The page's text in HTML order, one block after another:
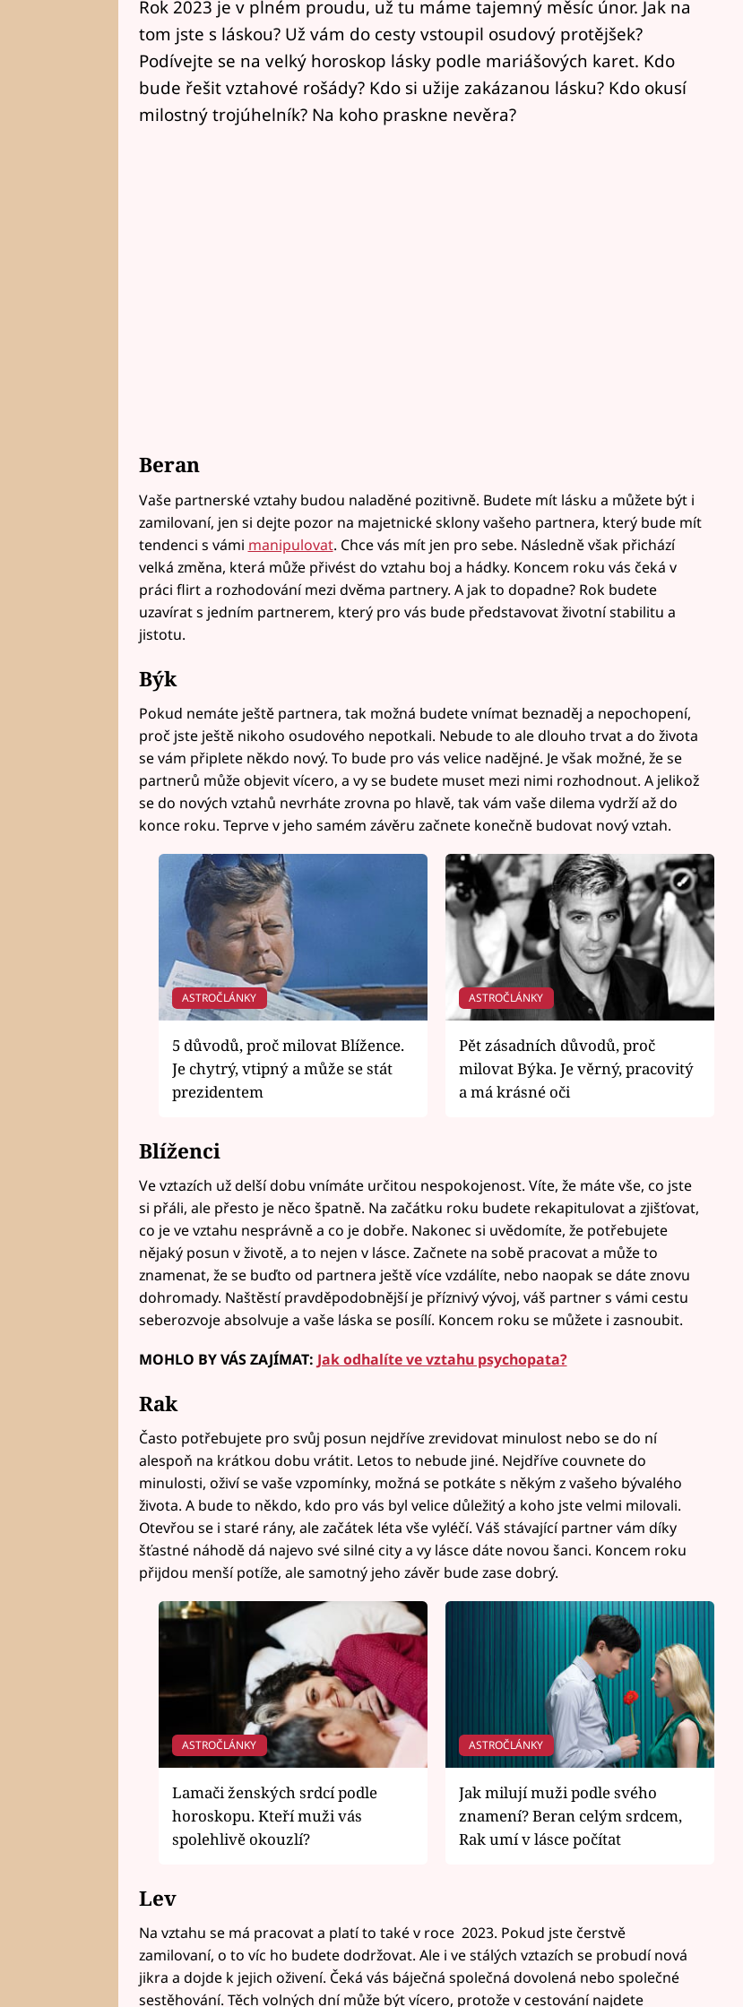
Rok 2023 je v plném proudu, už tu máme tajemný měsíc únor. Jak na
tom jste s láskou? Už vám do cesty vstoupil osudový protějšek?
Podívejte se na velký horoskop lásky podle mariášových karet. Kdo
bude řešit vztahové rošády? Kdo si užije zakázanou lásku? Kdo okusí
milostný trojúhelník? Na koho praskne nevěra?
Beran
Vaše partnerské vztahy budou naladěné pozitivně. Budete mít lásku a můžete být i
zamilovaní, jen si dejte pozor na majetnické sklony vašeho partnera, který bude mít
tendenci s vámi manipulovat. Chce vás mít jen pro sebe. Následně však přichází
velká změna, která může přivést do vztahu boj a hádky. Koncem roku vás čeká v
práci flirt a rozhodování mezi dvěma partnery. A jak to dopadne? Rok budete
uzavírat s jedním partnerem, který pro vás bude představovat životní stabilitu a
jistotu.
Býk
Pokud nemáte ještě partnera, tak možná budete vnímat beznaděj a nepochopení,
proč jste ještě nikoho osudového nepotkali. Nebude to ale dlouho trvat a do života
se vám připlete někdo nový. To bude pro vás velice nadějné. Je však možné, že se
partnerů může objevit vícero, a vy se budete muset mezi nimi rozhodnout. A jelikož
se do nových vztahů nevrháte zrovna po hlavě, tak vám vaše dilema vydrží až do
konce roku. Teprve v jeho samém závěru začnete konečně budovat nový vztah.
ASTROČLÁNKY
5 důvodů, proč milovat Blížence.
Je chytrý, vtipný a může se stát
prezidentem
ASTROČLÁNKY
Pět zásadních důvodů, proč
milovat Býka. Je věrný, pracovitý
a má krásné oči
Blíženci
Ve vztazích už delší dobu vnímáte určitou nespokojenost. Víte, že máte vše, co jste
si přáli, ale přesto je něco špatně. Na začátku roku budete rekapitulovat a zjišťovat,
co je ve vztahu nesprávně a co je dobře. Nakonec si uvědomíte, že potřebujete
nějaký posun v životě, a to nejen v lásce. Začnete na sobě pracovat a může to
znamenat, že se buďto od partnera ještě více vzdálíte, nebo naopak se dáte znovu
dohromady. Naštěstí pravděpodobnější je příznivý vývoj, váš partner s vámi cestu
seberozvoje absolvuje a vaše láska se posílí. Koncem roku se můžete i zasnoubit.
MOHLO BY VÁS ZAJÍMAT: Jak odhalíte ve vztahu psychopata?
Rak
Často potřebujete pro svůj posun nejdříve zrevidovat minulost nebo se do ní
alespoň na krátkou dobu vrátit. Letos to nebude jiné. Nejdříve couvnete do
minulosti, oživí se vaše vzpomínky, možná se potkáte s někým z vašeho bývalého
života. A bude to někdo, kdo pro vás byl velice důležitý a koho jste velmi milovali.
Otevřou se i staré rány, ale začátek léta vše vyléčí. Váš stávající partner vám díky
šťastné náhodě dá najevo své silné city a vy lásce dáte novou šanci. Koncem roku
přijdou menší potíže, ale samotný jeho závěr bude zase dobrý.
ASTROČLÁNKY
Lamači ženských srdcí podle
horoskopu. Kteří muži vás
spolehlivě okouzlí?
ASTROČLÁNKY
Jak milují muži podle svého
znamení? Beran celým srdcem,
Rak umí v lásce počítat
Lev
Na vztahu se má pracovat a platí to také v roce 2023. Pokud jste čerstvě
zamilovaní, o to víc ho budete dodržovat. Ale i ve stálých vztazích se probudí nová
jikra a dojde k jejich oživení. Čeká vás báječná společná dovolená nebo společné
sestěhování. Těch volných dní může být vícero, protože v cestování najdete